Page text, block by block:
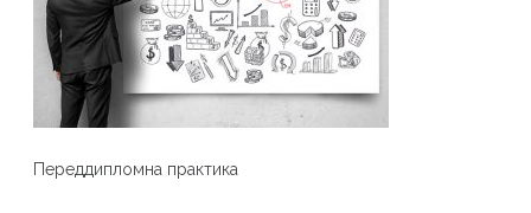
Переддипломна практика